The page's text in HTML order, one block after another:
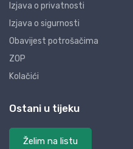
Izjava o privatnosti
Izjava o sigurnosti
Obavijest potrošačima
ZOP
Kolačići
Ostani u tijeku
Želim na listu